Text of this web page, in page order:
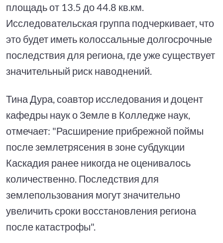
площадь от 13.5 до 44.8 кв.км.
Исследовательская группа подчеркивает, что
это будет иметь колоссальные долгосрочные
последствия для региона, где уже существует
значительный риск наводнений.
Тина Дура, соавтор исследования и доцент
кафедры наук о Земле в Колледже наук,
отмечает: "Расширение прибрежной поймы
после землетрясения в зоне субдукции
Каскадия ранее никогда не оценивалось
количественно. Последствия для
землепользования могут значительно
увеличить сроки восстановления региона
после катастрофы".